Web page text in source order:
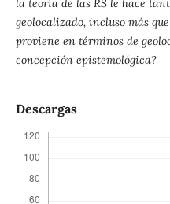
la teoría de las RS le hace
geolocalizado, incluso más
proviene en términos de
concepción epistemológica?
Descargas